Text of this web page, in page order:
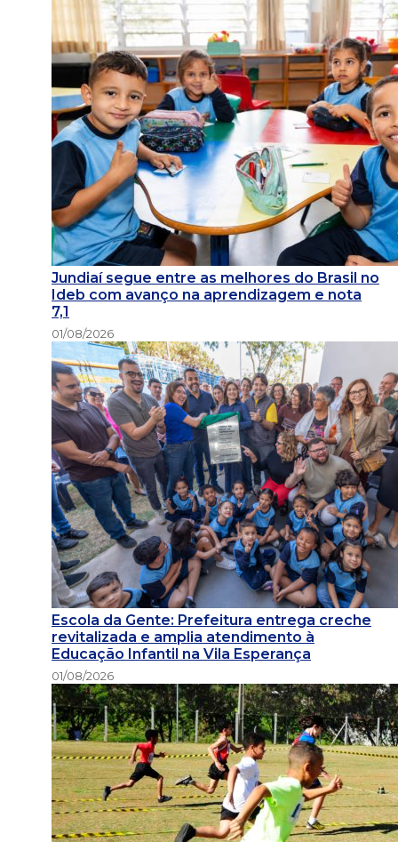
Jundiaí segue entre as melhores do Brasil no
Ideb com avanço na aprendizagem e nota
7,1
01/08/2026
Escola da Gente: Prefeitura entrega creche
revitalizada e amplia atendimento à
Educação Infantil na Vila Esperança
01/08/2026